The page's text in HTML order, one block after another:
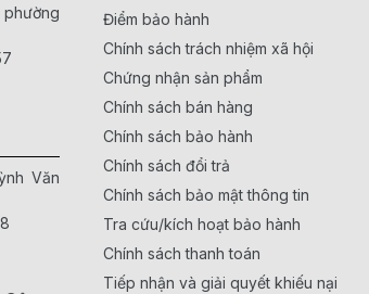
phường
Văn
Điểm bảo hành
Chính sách trách nhiệm xã hội
Chứng nhận sản phẩm
Chính sách bán hàng
Chính sách bảo hành
Chính sách đổi trả
Chính sách bảo mật thông tin
Tra cứu/kích hoạt bảo hành
Chính sách thanh toán
Tiếp nhận và giải quyết khiếu nại